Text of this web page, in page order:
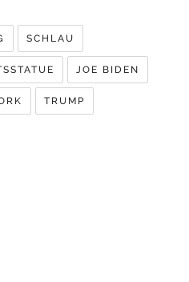
SCHLAU
JOE BIDEN
TRUMP